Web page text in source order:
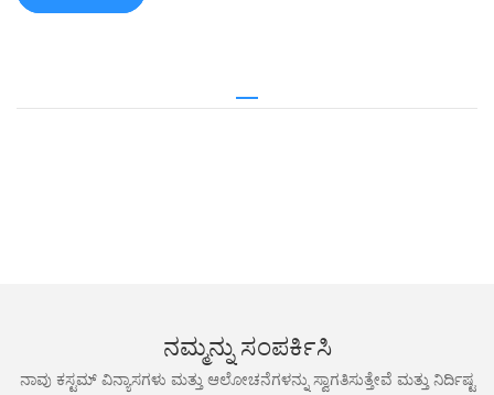
ನಮ್ಮನ್ನು ಸಂಪರ್ಕಿಸಿ
ನಾವು ಕಸ್ಟಮ್ ವಿನ್ಯಾಸಗಳು ಮತ್ತು ಆಲೋಚನೆಗಳನ್ನು ಸ್ವಾಗತಿಸುತ್ತೇವೆ ಮತ್ತು ನಿರ್ದಿಷ್ಟ